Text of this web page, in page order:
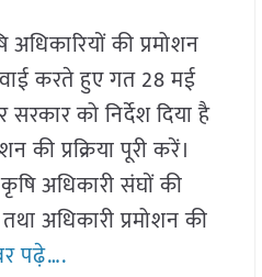
अधिकारियों की प्रमोशन
करते हुए गत 28 मई
को निर्देश दिया है
की प्रक्रिया पूरी करें।
अधिकारी संघों की
अधिकारी प्रमोशन की
पढ़े….